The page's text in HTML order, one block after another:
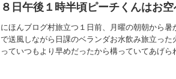
８日午後１時半頃ピーチくんはお
にほんブログ村旅立つ１日前、月曜の朝朝から
で送風しながら日課のベランダお水飲み旅立っ
っていつもより早めだったから構っていてあげら